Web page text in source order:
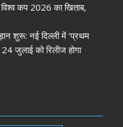
कप 2026 का खिताब,
शुरू: नई दिल्ली में ‘प्रथम
जुलाई को रिलीज होगा